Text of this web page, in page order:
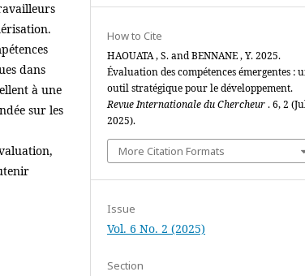
dans
à une
sur les
How to Cite
HAOUATA , S. and BENNANE , Y. 2025.
Évaluation des compétences émergentes :
outil stratégique pour le développement.
Revue Internationale du Chercheur. 6, 2
2025).
More Citation Formats
Issue
Vol. 6 No. 2 (2025)
Section